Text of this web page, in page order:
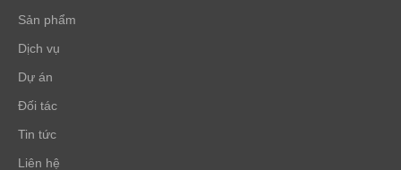
Sản phẩm
Dịch vụ
Dự án
Đối tác
Tin tức
Liên hệ